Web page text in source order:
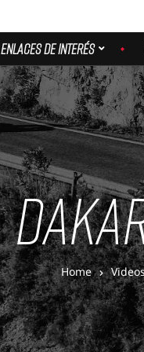
ENLACES DE INTERÉS
Home